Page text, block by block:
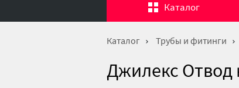
Каталог
Каталог Трубы и фитинги
Джилекс Отвод